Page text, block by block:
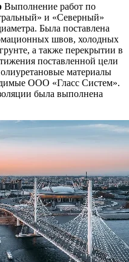
Выполнение работ по
и «Северный»
Была поставлена
швов, холодных
а также перекрытии в
поставленной цели
материалы
ООО «Гласс Систем».
была выполнена